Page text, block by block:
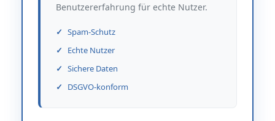
Benutzererfahrung für echte Nutzer.
Spam-Schutz
Echte Nutzer
Sichere Daten
DSGVO-konform